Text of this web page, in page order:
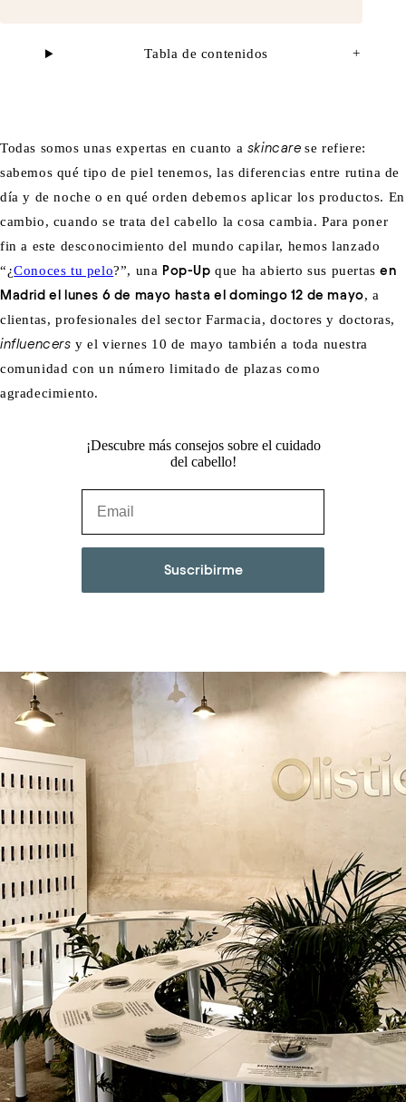
Tabla de contenidos +
Todas somos unas expertas en cuanto a skincarese refiere:
sabemos qué tipo de piel tenemos,las diferencias entre rutina de
día y de noche oen qué orden debemos aplicar los productos. En
cambio, cuando se trata del cabello la cosa cambia. Para poner
fin a este desconocimiento del mundo capilar, hemos lanzado
“¿Conoces tu pelo?”, una Pop-Up que ha abierto sus puertasen
Madrid el lunes 6 de mayo hasta el domingo 12 de mayo, a
clientas, profesionales del sector Farmacia, doctores y doctoras,
influencers y el viernes 10 de mayo también a toda nuestra
comunidad con un número limitado de plazas como
agradecimiento.
¡Descubre más consejos sobre el cuidado
del cabello!
Suscribirme